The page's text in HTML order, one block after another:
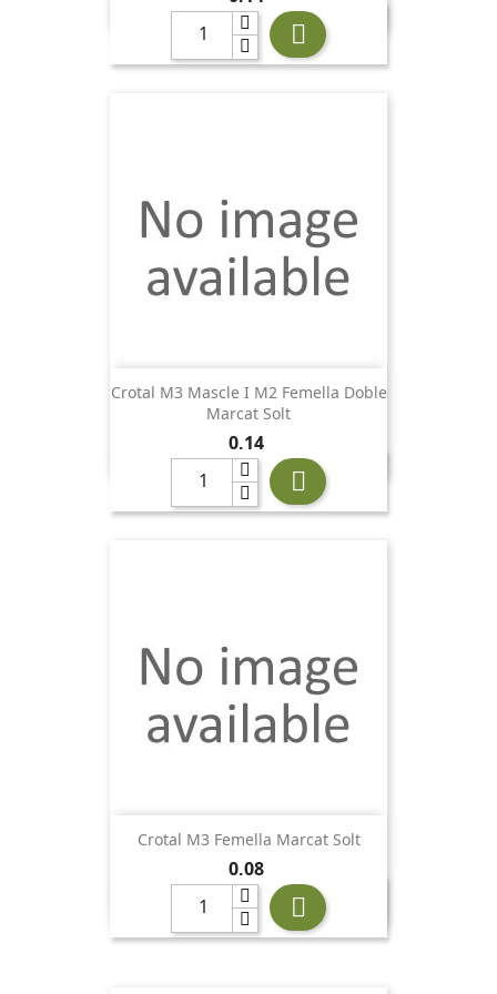

Crotal M3 Mascle I M2 Femella Doble
Marcat Solt
Preu
0,14

Crotal M3 Femella Marcat Solt
Preu
0,08
